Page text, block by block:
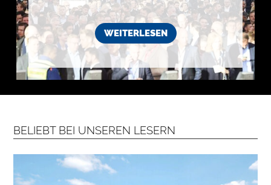
h
e
r
a
n
e
h

r
k
s
t
e
n
WEITERLESEN
BELIEBT BEI UNSEREN LESERN